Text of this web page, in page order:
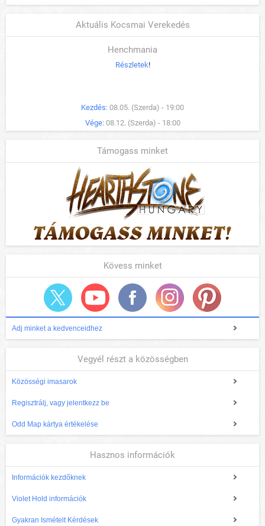
Aktuális Kocsmai Verekedés
Henchmania
Részletek!
Kezdés: 08.05. (Szerda) - 19:00
Vége: 08.12. (Szerda) - 18:00
Támogass minket
Kövess minket
Adj minket a kedvenceidhez
Vegyél részt a közösségben
Közösségi imasarok
Regisztrálj, vagy jelentkezz be
Odd Map kártya értékelése
Hasznos információk
Információk kezdőknek
Violet Hold információk
Gyakran Ismételt Kérdések